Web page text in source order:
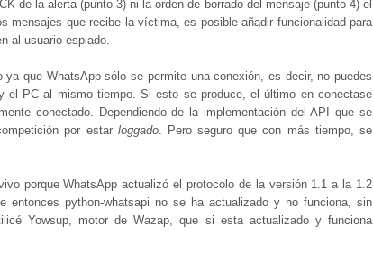
de la alerta (punto 3) ni la orden de borrado del mensaje (punto 4) el
mensajes que recibe la víctima, es posible añadir funcionalidad para
al usuario espiado.
que WhatsApp sólo se permite una conexión, es decir, no puedes
el PC al mismo tiempo. Si esto se produce, el último en conectase
conectado. Dependiendo de la implementación del API que se
por estar loggado. Pero seguro que con más tiempo, se
porque WhatsApp actualizó el protocolo de la versión 1.1 a la 1.2
entonces python-whatsapi no se ha actualizado y no funciona, sin
Yowsup, motor de Wazap, que si esta actualizado y funciona